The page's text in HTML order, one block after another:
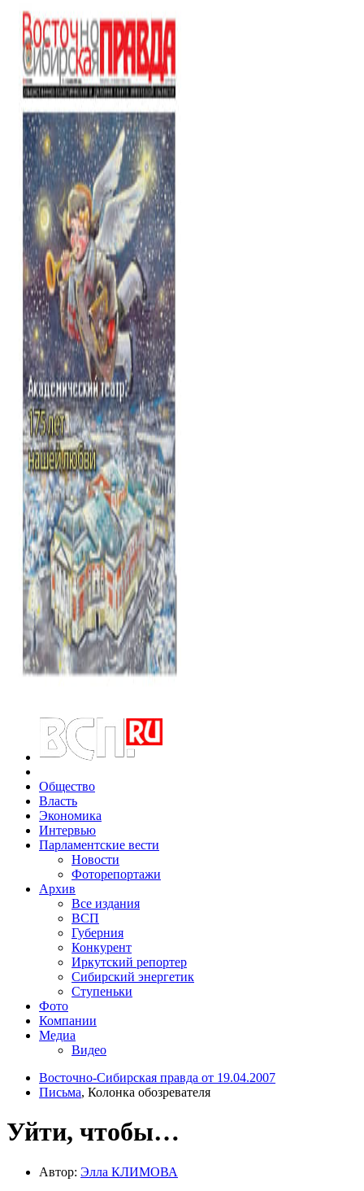
Общество
Власть
Экономика
Интервью
Парламентские вести
Новости
Фоторепортажи
Архив
Все издания
ВСП
Губерния
Конкурент
Иркутский репортер
Сибирский энергетик
Ступеньки
Фото
Компании
Медиа
Видео
Восточно-Сибирская правда от 19.04.2007
Письма, Колонка обозревателя
Уйти, чтобы…
Автор: Элла КЛИМОВА